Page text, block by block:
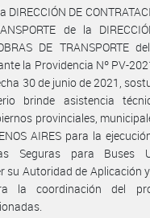
DIRECCIÓN DE
de la
DE TRANSPORTE
la Providencia Nº PV-
30 de junio de 2021,
brinde asistencia
provinciales,
AIRES para la
Seguras para Buses
su Autoridad de Aplicación
la coordinación del